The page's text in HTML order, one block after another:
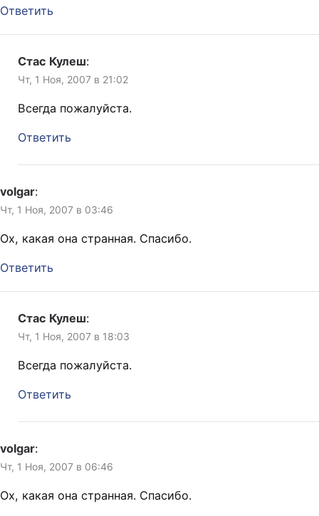
Ответить
Стас Кулеш:
Чт, 1 Ноя, 2007 в 21:02
Всегда пожалуйста.
Ответить
volgar:
Чт, 1 Ноя, 2007 в 03:46
Ох, какая она странная. Спасибо.
Ответить
Стас Кулеш:
Чт, 1 Ноя, 2007 в 18:03
Всегда пожалуйста.
Ответить
volgar:
Чт, 1 Ноя, 2007 в 06:46
Ох, какая она странная. Спасибо.